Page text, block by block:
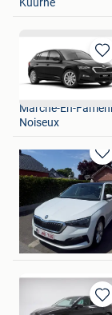
in
SAN Mazuin
Marche-En-
Noiseux
in
Mijn
Yani Jeunen
Mechelen-Aan-